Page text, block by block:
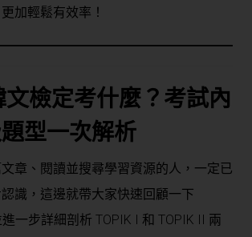
加輕鬆有效率！
文檢定考什麼？考試內
型一次解析
章、閱讀並搜尋學習資源的人，一定已
識，這邊就帶大家快速回顧一下
一步詳細剖析 TOPIK I 和 TOPIK II 兩